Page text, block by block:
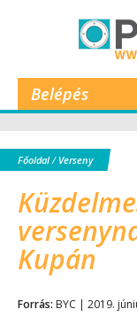
Belépés
Főoldal/ Verseny
Kupán
Forrás: BYC | 2019.